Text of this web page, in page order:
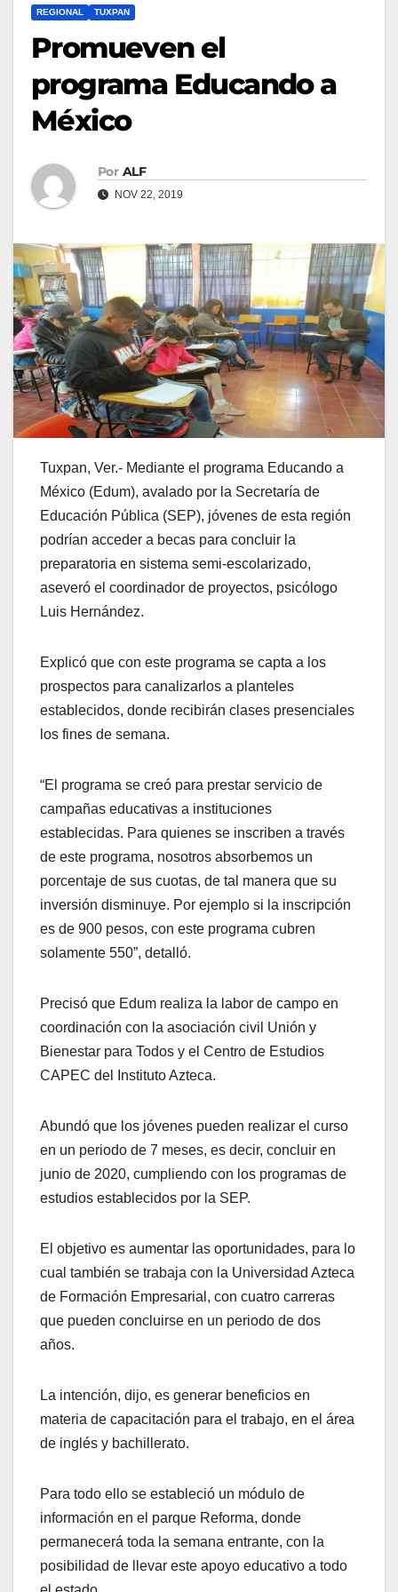
REGIONAL TUXPAN
Promueven el
programa Educando a
México
Por ALF
NOV 22, 2019
Tuxpan, Ver.- Mediante el programa Educando a
México (Edum), avalado por la Secretaría de
Educación Pública (SEP), jóvenes de esta región
podrían acceder a becas para concluir la
preparatoria en sistema semi-escolarizado,
aseveró el coordinador de proyectos, psicólogo
Luis Hernández.
Explicó que con este programa se capta a los
prospectos para canalizarlos a planteles
establecidos, donde recibirán clases presenciales
los fines de semana.
“El programa se creó para prestar servicio de
campañas educativas a instituciones
establecidas. Para quienes se inscriben a través
de este programa, nosotros absorbemos un
porcentaje de sus cuotas, de tal manera que su
inversión disminuye. Por ejemplo si la inscripción
es de 900 pesos, con este programa cubren
solamente 550”, detalló.
Precisó que Edum realiza la labor de campo en
coordinación con la asociación civil Unión y
Bienestar para Todos y el Centro de Estudios
CAPEC del Instituto Azteca.
Abundó que los jóvenes pueden realizar el curso
en un periodo de 7 meses, es decir, concluir en
junio de 2020, cumpliendo con los programas de
estudios establecidos por la SEP.
El objetivo es aumentar las oportunidades, para lo
cual también se trabaja con la Universidad Azteca
de Formación Empresarial, con cuatro carreras
que pueden concluirse en un periodo de dos
años.
La intención, dijo, es generar beneficios en
materia de capacitación para el trabajo, en el área
de inglés y bachillerato.
Para todo ello se estableció un módulo de
información en el parque Reforma, donde
permanecerá toda la semana entrante, con la
posibilidad de llevar este apoyo educativo a todo